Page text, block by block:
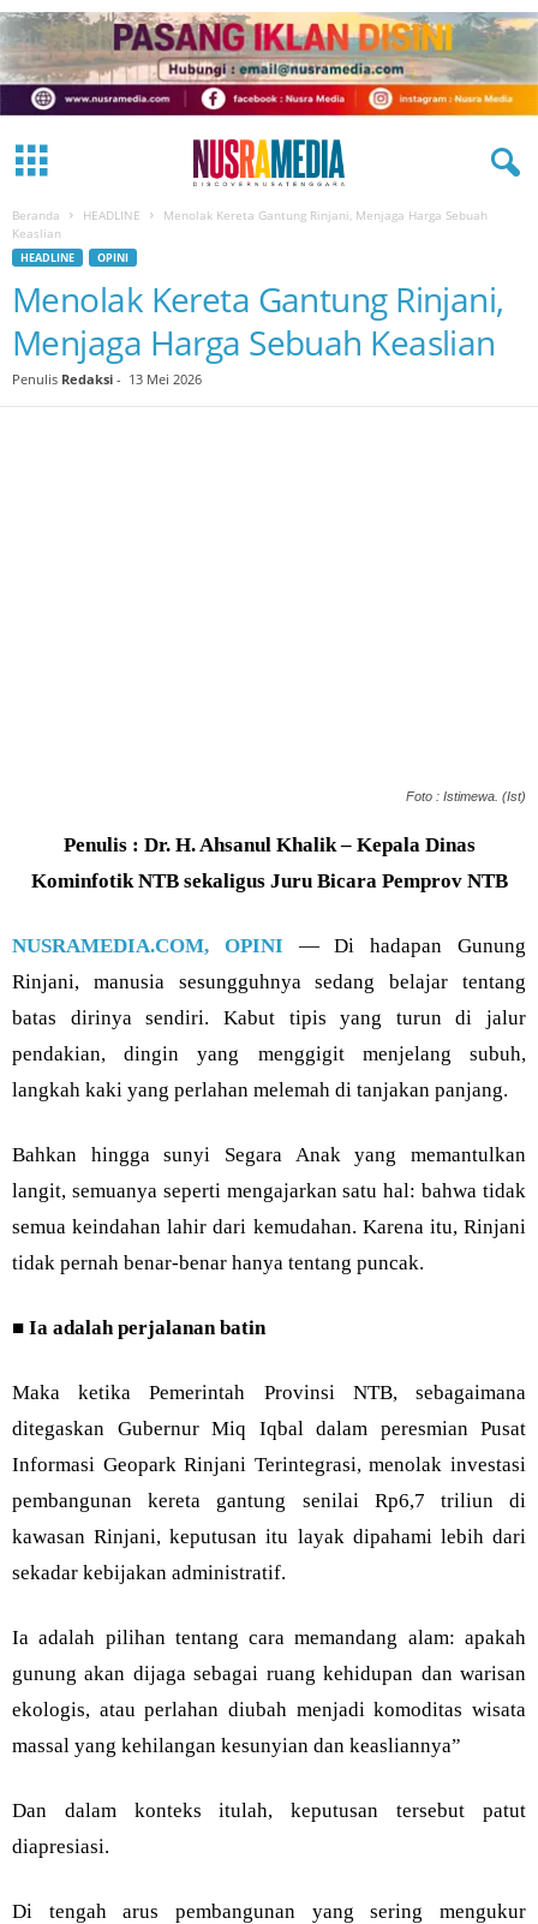
Beranda HEADLINE
Menolak Kereta Gantung Rinjani, Menjaga Harga Sebuah
Keaslian
HEADLINE OPINI
Menolak Kereta Gantung Rinjani,
Menjaga Harga Sebuah Keaslian
Penulis Redaksi - 13 Mei 2026
Foto : Istimewa. (Ist)
Penulis : Dr. H. Ahsanul Khalik – Kepala Dinas
Kominfotik NTB sekaligus Juru Bicara Pemprov NTB
NUSRAMEDIA.COM, OPINI
— Di hadapan Gunung
Rinjani, manusia sesungguhnya sedang belajar tentang
batas dirinya sendiri. Kabut tipis yang turun di jalur
pendakian, dingin yang menggigit menjelang subuh,
langkah kaki yang perlahan melemah di tanjakan panjang.
Bahkan hingga sunyi Segara Anak yang memantulkan
langit, semuanya seperti mengajarkan satu hal: bahwa tidak
semua keindahan lahir dari kemudahan. Karena itu, Rinjani
tidak pernah benar-benar hanya tentang puncak.
■ Ia adalah perjalanan batin
Maka ketika Pemerintah Provinsi NTB, sebagaimana
ditegaskan Gubernur Miq Iqbal dalam peresmian Pusat
Informasi Geopark Rinjani Terintegrasi, menolak investasi
pembangunan kereta gantung senilai Rp6,7 triliun di
kawasan Rinjani, keputusan itu layak dipahami lebih dari
sekadar kebijakan administratif.
Ia adalah pilihan tentang cara memandang alam: apakah
gunung akan dijaga sebagai ruang kehidupan dan warisan
ekologis, atau perlahan diubah menjadi komoditas wisata
massal yang kehilangan kesunyian dan keasliannya”
Dan dalam konteks itulah, keputusan tersebut patut
diapresiasi.
Di tengah arus pembangunan yang sering mengukur